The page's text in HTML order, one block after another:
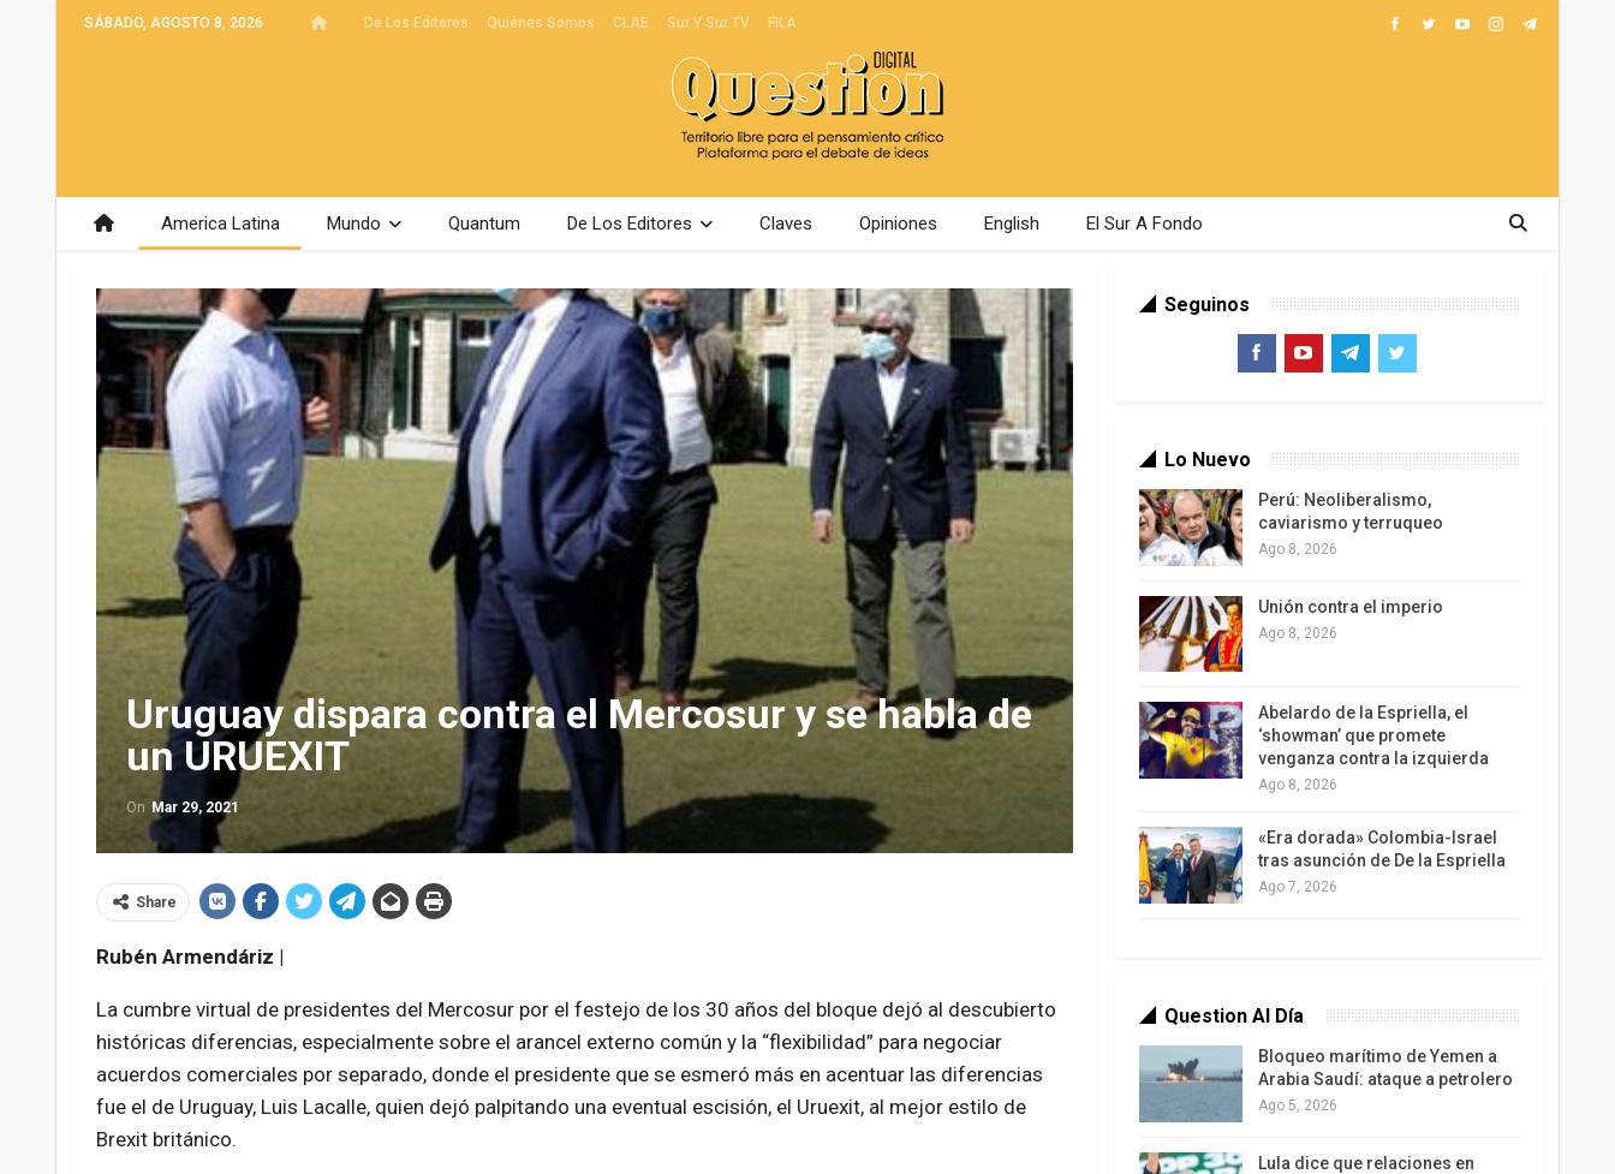
SÁBADO, AGOSTO 8, 2026 De Los Editores Quiénes Somos CLAE Sur Y Sur TV FILA
America Latina Mundo Quantum De Los Editores Claves Opiniones English El Sur A Fondo
Uruguay dispara contra el Mercosur y se habla de
un URUEXIT
On Mar 29, 2021
Share
Rubén Armendáriz |
La cumbre virtual de presidentes del Mercosur por el festejo de los 30 años del bloque dejó al descubierto
históricas diferencias, especialmente sobre el arancel externo común y la “flexibilidad” para negociar
acuerdos comerciales por separado, donde el presidente que se esmeró más en acentuar las diferencias
fue el de Uruguay, Luis Lacalle, quien dejó palpitando una eventual escisión, el Uruexit, al mejor estilo de
Brexit británico.
Seguinos
Lo Nuevo
Perú: Neoliberalismo,
caviarismo y terruqueo
Ago 8, 2026
Unión contra el imperio
Ago 8, 2026
Abelardo de la Espriella, el
‘showman’ que promete
venganza contra la izquierda
Ago 8, 2026
«Era dorada» Colombia-Israel
tras asunción de De la Espriella
Ago 7, 2026
Question Al Día
Bloqueo marítimo de Yemen a
Arabia Saudí: ataque a petrolero
Ago 5, 2026
Lula dice que relaciones en